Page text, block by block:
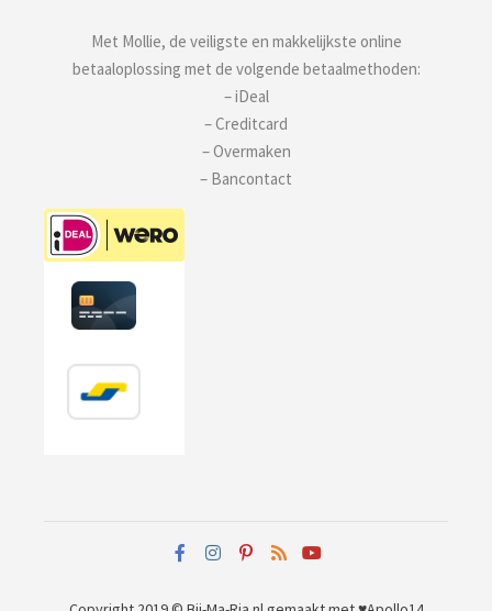
Met Mollie, de veiligste en makkelijkste online
betaaloplossing met de volgende betaalmethoden:
– iDeal
– Creditcard
– Overmaken
– Bancontact